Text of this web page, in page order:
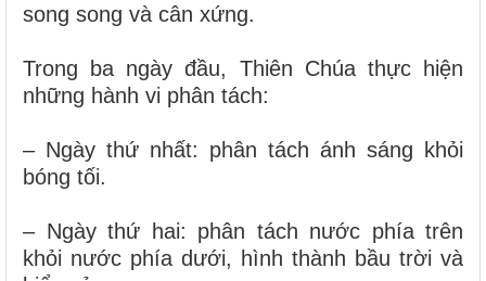
song song và cân xứng.
Trong ba ngày đầu, Thiên Chúa thực hiện
những hành vi phân tách:
– Ngày thứ nhất: phân tách ánh sáng khỏi
bóng tối.
– Ngày thứ hai: phân tách nước phía trên
khỏi nước phía dưới, hình thành bầu trời và